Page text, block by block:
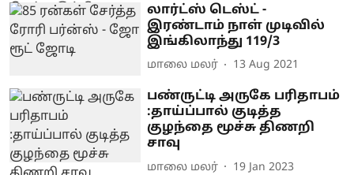
லார்ட்ஸ் டெஸ்ட் -
இரண்டாம் நாள் முடிவில்
இங்கிலாந்து 119/3
மாலை மலர் 13 Aug 2021
பண்ருட்டி அருகே பரிதாபம்
:தாய்ப்பால் குடித்த
குழந்தை மூச்சு திணறி
சாவு
மாலை மலர் 19 Jan 2023